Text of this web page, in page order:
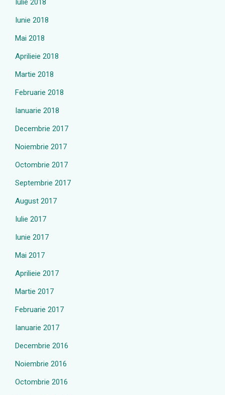
Iulie 2018
Iunie 2018
Mai 2018
Aprilieie 2018
Martie 2018
Februarie 2018
Ianuarie 2018
Decembrie 2017
Noiembrie 2017
Octombrie 2017
Septembrie 2017
August 2017
Iulie 2017
Iunie 2017
Mai 2017
Aprilieie 2017
Martie 2017
Februarie 2017
Ianuarie 2017
Decembrie 2016
Noiembrie 2016
Octombrie 2016